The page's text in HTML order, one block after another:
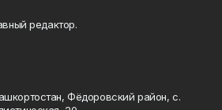
редактор.
Фёдоровский район, с.